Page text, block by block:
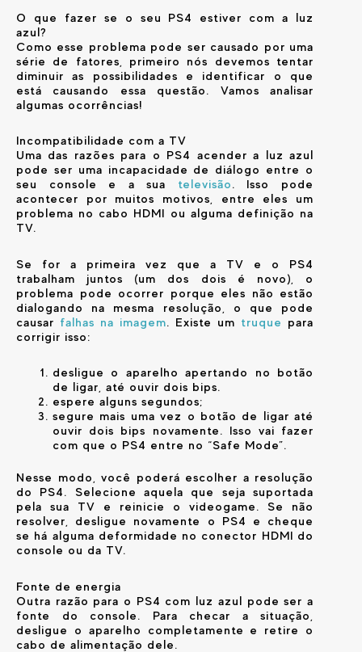
O que fazer se o seu PS4 estiver com a luz
azul?
Como esse problema pode ser causado por uma
série de fatores, primeiro nós devemos tentar
diminuir as possibilidades e identificar o que
está causando essa questão. Vamos analisar
algumas ocorrências!
Incompatibilidade com a TV
Uma das razões para o PS4 acender a luz azul
pode ser uma incapacidade de diálogo entre o
seu console e a sua televisão. Isso pode
acontecer por muitos motivos, entre eles um
problema no cabo HDMI ou alguma definição na
TV.
Se for a primeira vez que a TV e o PS4
trabalham juntos (um dos dois é novo), o
problema pode ocorrer porque eles não estão
dialogando na mesma resolução, o que pode
causar falhas na imagem. Existe um truque para
corrigir isso:
desligue o aparelho apertando no botão
de ligar, até ouvir dois bips.
espere alguns segundos;
segure mais uma vez o botão de ligar até
ouvir dois bips novamente. Isso vai fazer
com que o PS4 entre no “Safe Mode”.
Nesse modo, você poderá escolher a resolução
do PS4. Selecione aquela que seja suportada
pela sua TV e reinicie o videogame. Se não
resolver, desligue novamente o PS4 e cheque
se há alguma deformidade no conector HDMI do
console ou da TV.
Fonte de energia
Outra razão para o PS4 com luz azul pode ser a
fonte do console. Para checar a situação,
desligue o aparelho completamente e retire o
cabo de alimentação dele.